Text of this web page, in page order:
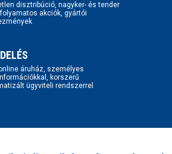
disztribúció, nagyker- és tender
akciók, gyártói
áruház, személyes
korszerű
ügyviteli rendszerrel